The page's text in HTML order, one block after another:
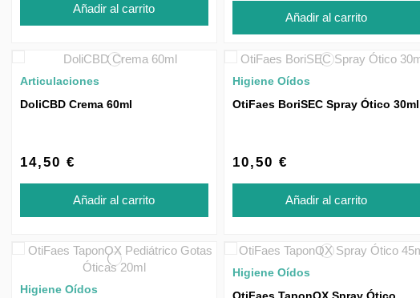
Añadir al carrito
Añadir al carrito
Articulaciones
DoliCBD Crema 60ml
14,50 €
Añadir al carrito
Higiene Oídos
OtiFaes BoriSEC Spray Ótico 30ml
10,50 €
Añadir al carrito
Higiene Oídos
Higiene Oídos
OtiFaes TaponOX Spray Ótico